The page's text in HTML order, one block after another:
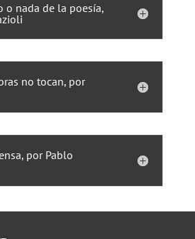
o nada de la poesía,
no tocan, por
por Pablo